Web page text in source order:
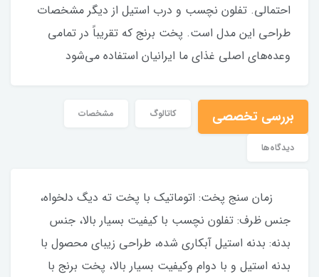
احتمالی. تفلون نچسب و درب استیل از دیگر مشخصات
طراحی این مدل است. پخت برنج که تقریباً در تمامی
وعده‌های اصلی غذای ما ایرانیان استفاده می‌شود
بررسی تخصصی کاتالوگ مشخصات
دیدگاه‌ها
زمان سنج پخت: اتوماتيك با پخت ته ديگ دلخواه،
جنس ظرف: تفلون نچسب با كيفيت بسيار بالا، جنس
بدنه: بدنه استيل آبكاري شده، طراحی زیبای محصول با
بدنه استيل و با دوام وکیفیت بسیار بالا، پخت برنج با